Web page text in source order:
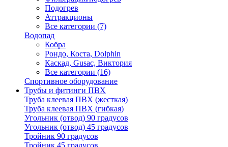
Подогрев
Аттракционы
Все категории (7)
Водопад
Кобра
Рондо, Коста, Dolphin
Каскад, Gusac, Виктория
Все категории (16)
Спортивное оборудование
Трубы и фитинги ПВХ
Труба клеевая ПВХ (жесткая)
Труба клеевая ПВХ (гибкая)
Угольник (отвод) 90 градусов
Угольник (отвод) 45 градусов
Тройник 90 градусов
Тройник 45 градусов